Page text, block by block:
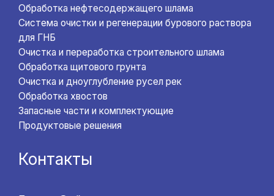
Обработка нефтесодержащего шлама
Система очистки и регенерации бурового раствора
для ГНБ
Очистка и переработка строительного шлама
Обработка щитового грунта
Очистка и дноуглубление русел рек
Обработка хвостов
Запасные части и комплектующие
Продуктовые решения
Контакты